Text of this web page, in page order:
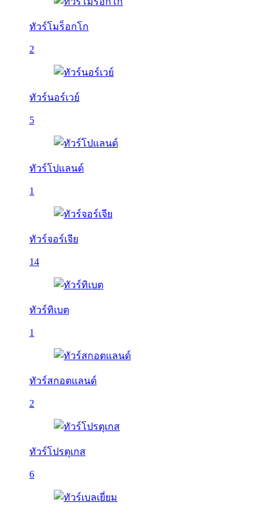
ทัวร์โมร็อกโก
2
ทัวร์นอร์เวย์
5
ทัวร์โปแลนด์
1
ทัวร์จอร์เจีย
14
ทัวร์ทิเบต
1
ทัวร์สกอตแลนด์
2
ทัวร์โปรตุเกส
6